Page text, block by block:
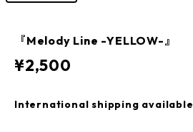
『Melody Line -YELLOW-』
¥2,500
International shipping available